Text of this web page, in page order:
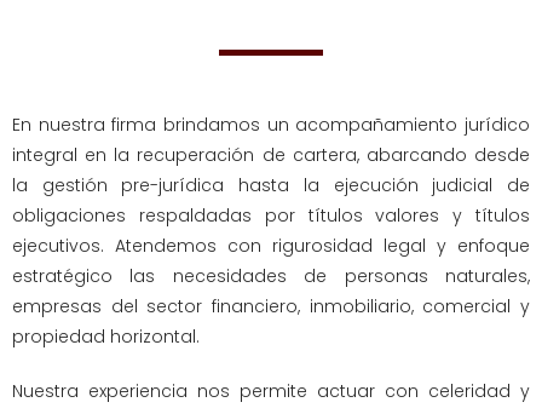
En nuestra firma brindamos un acompañamiento jurídico
integral en la recuperación de cartera, abarcando desde
la gestión pre-jurídica hasta la ejecución judicial de
obligaciones respaldadas por títulos valores y títulos
ejecutivos. Atendemos con rigurosidad legal y enfoque
estratégico las necesidades de personas naturales,
empresas del sector financiero, inmobiliario, comercial y
propiedad horizontal.
Nuestra experiencia nos permite actuar con celeridad y